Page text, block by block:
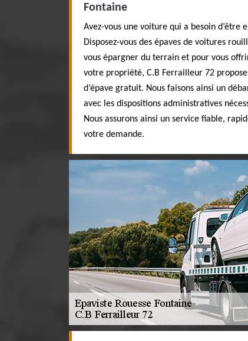
Fontaine
Avez-vous une voiture qui a besoin d’être
Disposez-vous des épaves de voitures
vous épargner du terrain et pour vous
votre propriété, C.B Ferrailleur 72
d’épave gratuit. Nous faisons ainsi un
avec les dispositions administratives
Nous assurons ainsi un service fiable,
votre demande.